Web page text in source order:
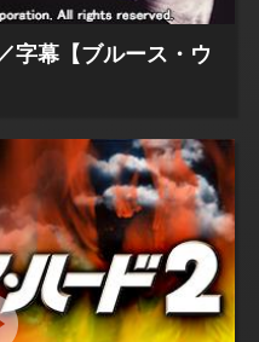
字幕【ブルース・ウ